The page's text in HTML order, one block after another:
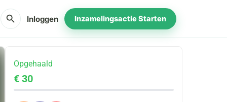
search Inloggen Inzamelingsactie Starten
Opgehaald
€ 30